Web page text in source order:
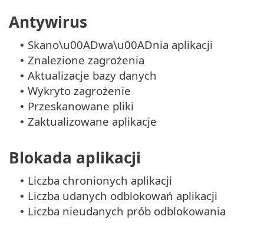
Antywirus
• Skano\u00ADwa\u00ADnia aplikacji
• Znalezione zagrożenia
• Aktualizacje bazy danych
• Wykryto zagrożenie
• Przeskanowane pliki
• Zaktualizowane aplikacje
Blokada aplikacji
• Liczba chronionych aplikacji
• Liczba udanych odblokowań aplikacji
• Liczba nieudanych prób odblokowania